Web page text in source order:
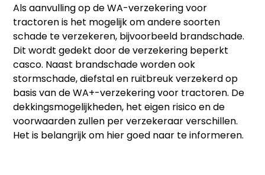
Als aanvulling op de WA-verzekering voor
tractoren is het mogelijk om andere soorten
schade te verzekeren, bijvoorbeeld brandschade.
Dit wordt gedekt door de verzekering beperkt
casco. Naast brandschade worden ook
stormschade, diefstal en ruitbreuk verzekerd op
basis van de WA+-verzekering voor tractoren. De
dekkingsmogelijkheden, het eigen risico en de
voorwaarden zullen per verzekeraar verschillen.
Het is belangrijk om hier goed naar te informeren.